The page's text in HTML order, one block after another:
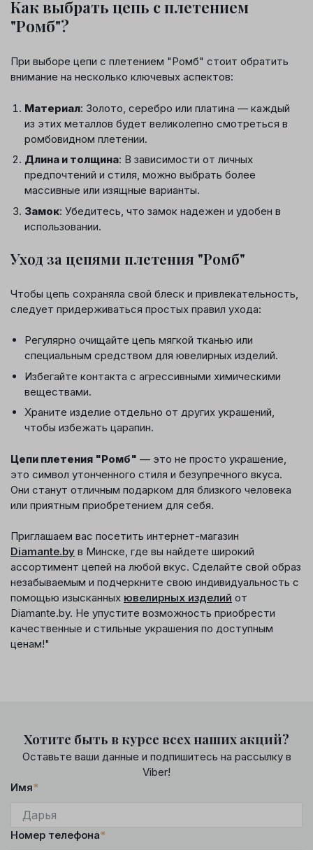
Как выбрать цепь с плетением
"Ромб"?
При выборе цепи с плетением "Ромб" стоит обратить
внимание на несколько ключевых аспектов:
Материал: Золото, серебро или платина — каждый
из этих металлов будет великолепно смотреться в
ромбовидном плетении.
Длина и толщина: В зависимости от личных
предпочтений и стиля, можно выбрать более
массивные или изящные варианты.
Замок: Убедитесь, что замок надежен и удобен в
использовании.
Уход за цепями плетения "Ромб"
Чтобы цепь сохраняла свой блеск и привлекательность,
следует придерживаться простых правил ухода:
Регулярно очищайте цепь мягкой тканью или
специальным средством для ювелирных изделий.
Избегайте контакта с агрессивными химическими
веществами.
Храните изделие отдельно от других украшений,
чтобы избежать царапин.
Цепи плетения "Ромб" — это не просто украшение,
это символ утонченного стиля и безупречного вкуса.
Они станут отличным подарком для близкого человека
или приятным приобретением для себя.
Приглашаем вас посетить интернет-магазин
Diamante.by в Минске, где вы найдете широкий
ассортимент цепей на любой вкус. Сделайте свой образ
незабываемым и подчеркните свою индивидуальность с
помощью изысканных ювелирных изделий от
Diamante.by. Не упустите возможность приобрести
качественные и стильные украшения по доступным
ценам!"
Хотите быть в курсе всех наших акций?
Оставьте ваши данные и подпишитесь на рассылку в
Viber!
Имя*
Номер телефона*